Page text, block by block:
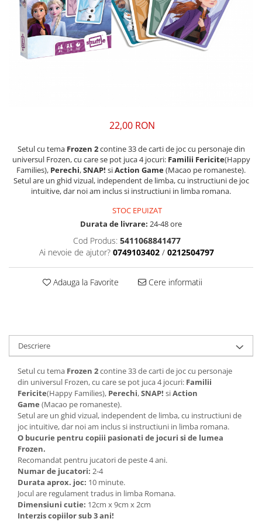
22,00 RON
Setul cu tema Frozen 2contine 33 de carti de joc cu personaje din
universul Frozen, cu care se pot juca 4 jocuri: Familii Fericite(Happy
Families), Perechi,SNAP! siAction Game(Macao pe romaneste).
Setul are un ghid vizual, independent de limba, cu instructiuni de joc
intuitive, dar noi am inclus si instructiuni in limba romana.
STOC EPUIZAT
Durata de livrare: 24-48 ore
Cod Produs: 5411068841477
Ai nevoie de ajutor? 0749103402 / 0212504797
Adauga la Favorite Cere informatii
Descriere
Setul cu tema Frozen 2contine 33 de carti de joc cu personaje
din universul Frozen, cu care se pot juca 4 jocuri: Familii
Fericite(Happy Families), Perechi,SNAP! siAction
Game (Macao pe romaneste).
Setul are un ghid vizual, independent de limba, cu instructiuni de
joc intuitive, dar noi am inclus si instructiuni in limba romana.
O bucurie pentru copiii pasionati de jocuri si de lumea
Frozen.
Recomandat pentru jucatori de peste 4 ani.
Numar de jucatori: 2-4
Durata aprox. joc: 10 minute.
Jocul are regulament tradus in limba Romana.
Dimensiuni cutie: 12cm x 9cm x 2cm
Interzis copiilor sub 3 ani!